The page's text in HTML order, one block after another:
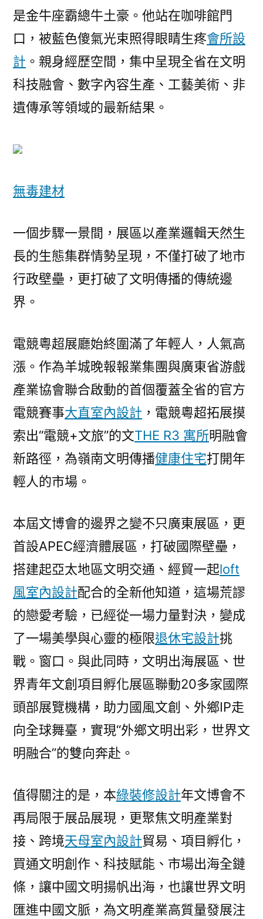
是金牛座霸總牛土豪。他站在咖啡館門
口，被藍色傻氣光束照得眼睛生疼會所設
計 。親身經歷空間，集中呈現全省在文明
科技融會、數字內容生產、工藝美術、非
遺傳承等領域的最新結果。
無毒建材
一個步驟一景間，展區以產業邏輯天然生
長的生態集群情勢呈現，不僅打破了地市
行政壁壘，更打破了文明傳播的傳統邊
界。
電競粵超展廳始終圍滿了年輕人，人氣高
漲。作為羊城晚報報業集團與廣東省游戲
產業協會聯合啟動的首個覆蓋全省的官方
電競賽事大直室內設計 ，電競粵超拓展摸
索出“電競+文旅”的文THE R3 寓所明融會
新路徑，為嶺南文明傳播健康住宅打開年
輕人的市場。
本屆文博會的邊界之變不只廣東展區，更
首設APEC經濟體展區，打破國際壁壘，
搭建起亞太地區文明交通、經貿一起loft
風室內設計配合的全新他知道，這場荒謬
的戀愛考驗，已經從一場力量對決，變成
了一場美學與心靈的極限退休宅設計挑
戰。窗口。與此同時，文明出海展區、世
界青年文創項目孵化展區聯動20多家國際
頭部展覽機構，助力國風文創、外鄉IP走
向全球舞臺，實現“外鄉文明出彩，世界文
明融合”的雙向奔赴。
值得關注的是，本綠裝修設計年文博會不
再局限于展品展現，更聚焦文明產業對
接、跨境天母室內設計貿易、項目孵化，
買通文明創作、科技賦能、市場出海全鏈
條，讓中國文明揚帆出海，也讓世界文明
匯進中國文脈，為文明產業高質量發展注